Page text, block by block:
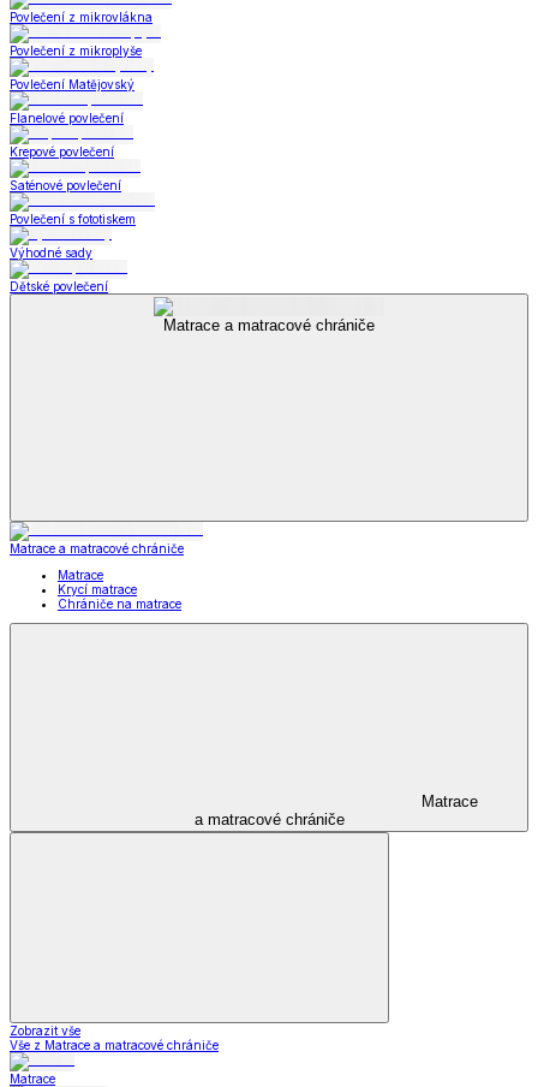
Povlečení z mikrovlákna
Povlečení z mikroplyše
Povlečení Matějovský
Flanelové povlečení
Krepové povlečení
Saténové povlečení
Povlečení s fototiskem
Výhodné sady
Dětské povlečení
Matrace a matracové chrániče
Matrace a matracové chrániče
Matrace
Krycí matrace
Chrániče na matrace
Matrace
a matracové chrániče
Zobrazit vše
Vše z Matrace a matracové chrániče
Matrace